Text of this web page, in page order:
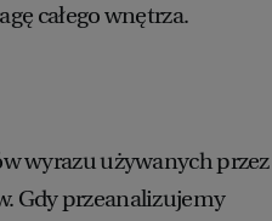
całego wnętrza.
wyrazu używanych przez
Gdy przeanalizujemy